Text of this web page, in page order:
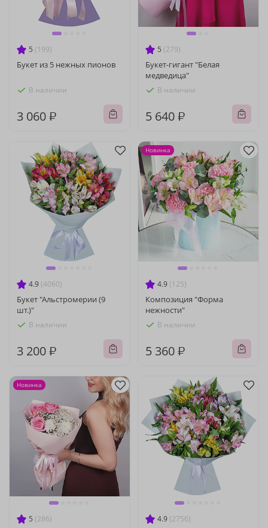
5 (199)
Букет из 5 нежных пионов
В наличии
3 060 ₽
5 (279)
Букет-гигант "Белая
медведица"
В наличии
5 640 ₽
4.9 (4060)
Букет "Альстромерии (9
шт.)"
В наличии
3 200 ₽
4.9 (125)
Композиция "Форма
нежности"
В наличии
5 360 ₽
Новинка
5 (286)
Новинка
4.9 (2756)